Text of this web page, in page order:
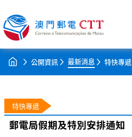
公開資訊 最新消息 特快專遞
特快專遞
郵電局假期及特別安排通知